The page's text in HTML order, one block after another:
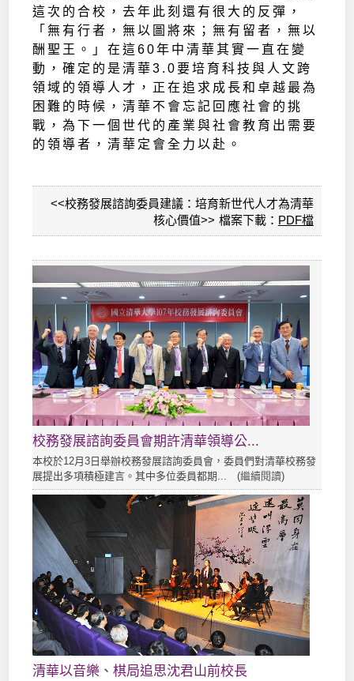
這次的合校，去年此刻還有很大的反彈，
「無有行者，無以圖將來；無有留者，無以
酬聖王。」在這60年中清華其實一直在變
動，確定的是清華3.0要培育科技與人文跨
領域的領導人才，正在追求成長和卓越最為
困難的時候，清華不會忘記回應社會的挑
戰，為下一個世代的產業與社會教育出需要
的領導者，清華定會全力以赴。
<<校務發展諮詢委員建議：培育新世代人才為清華
核心價值>> 檔案下載： PDF檔
校務發展諮詢委員會期許清華領導公...
本校於12月3日舉辦校務發展諮詢委員會，委員們對清華校務發
展提出多項積極建言。其中多位委員都期... (繼續閱讀)
清華以音樂、棋局追思沈君山前校長